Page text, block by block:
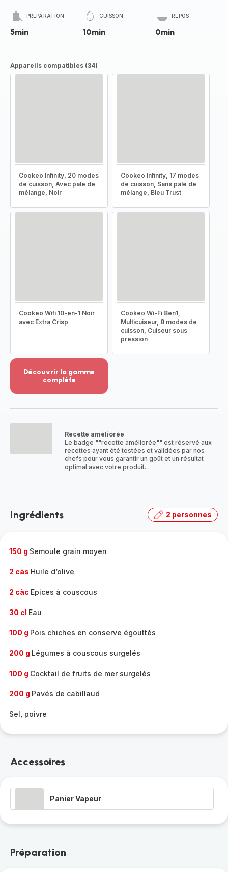
PRÉPARATION
5min
CUISSON
10min
REPOS
0min
Appareils compatibles (34)
Cookeo Infinity, 20 modes
de cuisson, Avec pale de
mélange, Noir
Cookeo Infinity, 17 modes
de cuisson, Sans pale de
mélange, Bleu Trust
Cookeo Wifi 10-en-1 Noir
avec Extra Crisp
Cookeo Wi-Fi 8en1,
Multicuiseur, 8 modes de
cuisson, Cuiseur sous
pression
Découvrir la gamme
complète
-
Recette améliorée
Le badge ""recette améliorée"" est réservé aux
recettes ayant été testées et validées par nos
chefs pour vous garantir un goût et un résultat
optimal avec votre produit.
Ingrédients 2 personnes
150 g Semoule grain moyen
2 càs Huile d’olive
2 càc Epices à couscous
30 cl Eau
100 g Pois chiches en conserve égouttés
200 g Légumes à couscous surgelés
100 g Cocktail de fruits de mer surgelés
200 g Pavés de cabillaud
Sel, poivre
Accessoires
Panier Vapeur
Préparation